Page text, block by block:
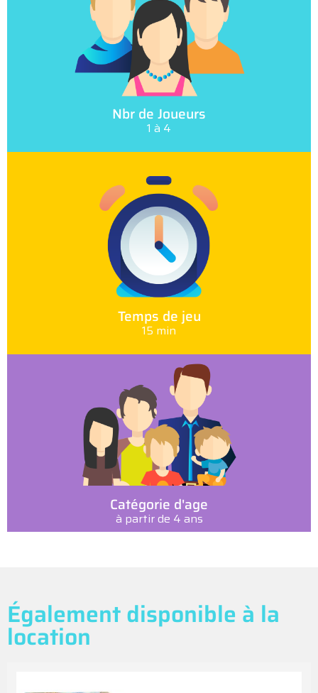
Nbr de Joueurs
1 à 4
Temps de jeu
15 min
Catégorie d'age
à partir de 4 ans
Également disponible à la
location